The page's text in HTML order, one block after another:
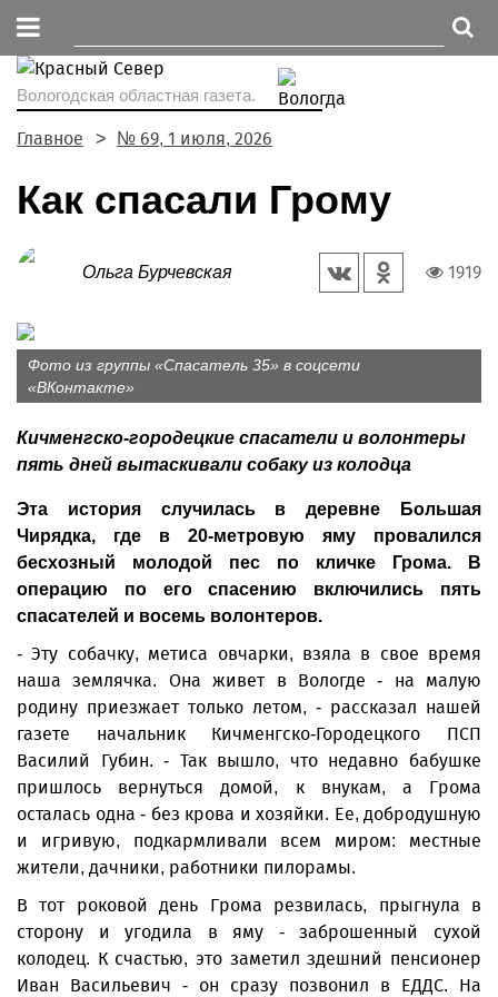
Вологодская областная газета.
Главное № 69, 1 июля, 2026
Как спасали Грому
Ольга Бурчевская 1919
Фото из группы «Спасатель 35» в соцсети
«ВКонтакте»
Кичменгско-городецкие спасатели и волонтеры
пять дней вытаскивали собаку из колодца
Эта история случилась в деревне Большая
Чирядка, где в 20-метровую яму провалился
бесхозный молодой пес по кличке Грома. В
операцию по его спасению включились пять
спасателей и восемь волонтеров.
- Эту собачку, метиса овчарки, взяла в свое время
наша землячка. Она живет в Вологде - на малую
родину приезжает только летом, - рассказал нашей
газете начальник Кичменгско-Городецкого ПСП
Василий Губин. - Так вышло, что недавно бабушке
пришлось вернуться домой, к внукам, а Грома
осталась одна - без крова и хозяйки. Ее, добродушную
и игривую, подкармливали всем миром: местные
жители, дачники, работники пилорамы.
В тот роковой день Грома резвилась, прыгнула в
сторону и угодила в яму - заброшенный сухой
колодец. К счастью, это заметил здешний пенсионер
Иван Васильевич - он сразу позвонил в ЕДДС. На